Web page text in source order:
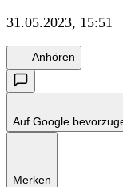
31.05.2023, 15:51
Anhören
Auf Google
Merken